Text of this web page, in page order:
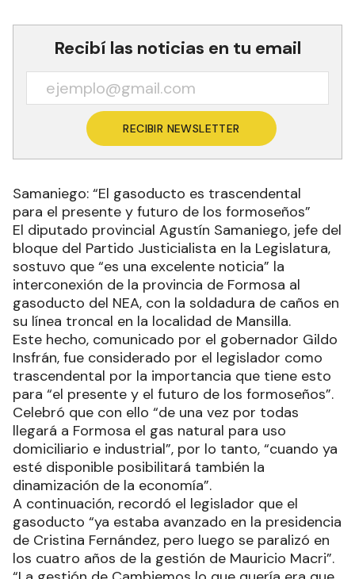
Recibí las noticias en tu email
RECIBIR NEWSLETTER
Samaniego: “El gasoducto es trascendental
para el presente y futuro de los formoseños”
El diputado provincial Agustín Samaniego, jefe del
bloque del Partido Justicialista en la Legislatura,
sostuvo que “es una excelente noticia” la
interconexión de la provincia de Formosa al
gasoducto del NEA, con la soldadura de caños en
su línea troncal en la localidad de Mansilla.
Este hecho, comunicado por el gobernador Gildo
Insfrán, fue considerado por el legislador como
trascendental por la importancia que tiene esto
para “el presente y el futuro de los formoseños”.
Celebró que con ello “de una vez por todas
llegará a Formosa el gas natural para uso
domiciliario e industrial”, por lo tanto, “cuando ya
esté disponible posibilitará también la
dinamización de la economía”.
A continuación, recordó el legislador que el
gasoducto “ya estaba avanzado en la presidencia
de Cristina Fernández, pero luego se paralizó en
los cuatro años de la gestión de Mauricio Macri”.